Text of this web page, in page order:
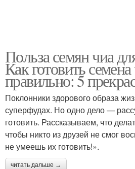
Польза семян чиа
Как готовить
правильно: 5
Поклонники здорового образа
суперфудах. Но одно дело —
готовить. Рассказываем, что
чтобы никто из друзей не смог
не умеешь их готовить!».
читать дальше →